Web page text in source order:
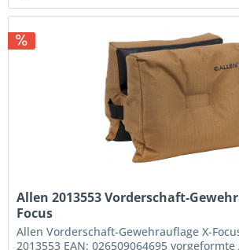
Allen 2013553 Vorderschaft-
Focus
Allen Vorderschaft-Gewehrauflage X-
2013553 EAN: 026509064695